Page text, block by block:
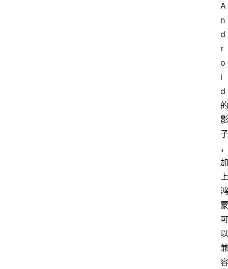
A
n
d
r
o
i
d
的
影
子
，
加
上
鸿
蒙
可
以
兼
容